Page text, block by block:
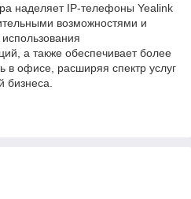
наделяет IP-телефоны Yealink
возможностями и
а также обеспечивает более
в офисе, расширяя спектр услуг
бизнеса.